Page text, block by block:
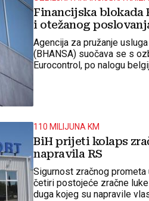
Financijska blokada
i otežanog
Agencija za pružanje
(BHANSA) suočava se s
Eurocontrol, po nalogu
110 MILIJUNA KM
BiH prijeti kolaps
napravila RS
Sigurnost zračnog
četiri postojeće zračne
duga kojeg su napravile